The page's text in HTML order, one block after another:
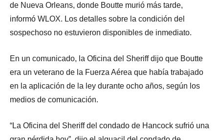
de Nueva Orleans, donde Boutte murió más tarde,
informó WLOX. Los detalles sobre la condición del
sospechoso no estuvieron disponibles de inmediato.
En un comunicado, la Oficina del Sheriff dijo que Boutte
era un veterano de la Fuerza Aérea que había trabajado
en la aplicación de la ley durante ocho años, según los
medios de comunicación.
“La Oficina del Sheriff del condado de Hancock sufrió una